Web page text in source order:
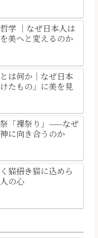
学 ｜なぜ日本人は
を美へと変えるのか
は何か｜なぜ日本
たもの」に美を見
「裸祭り」——なぜ
に向き合うのか
猫――招き猫に込めら
の心